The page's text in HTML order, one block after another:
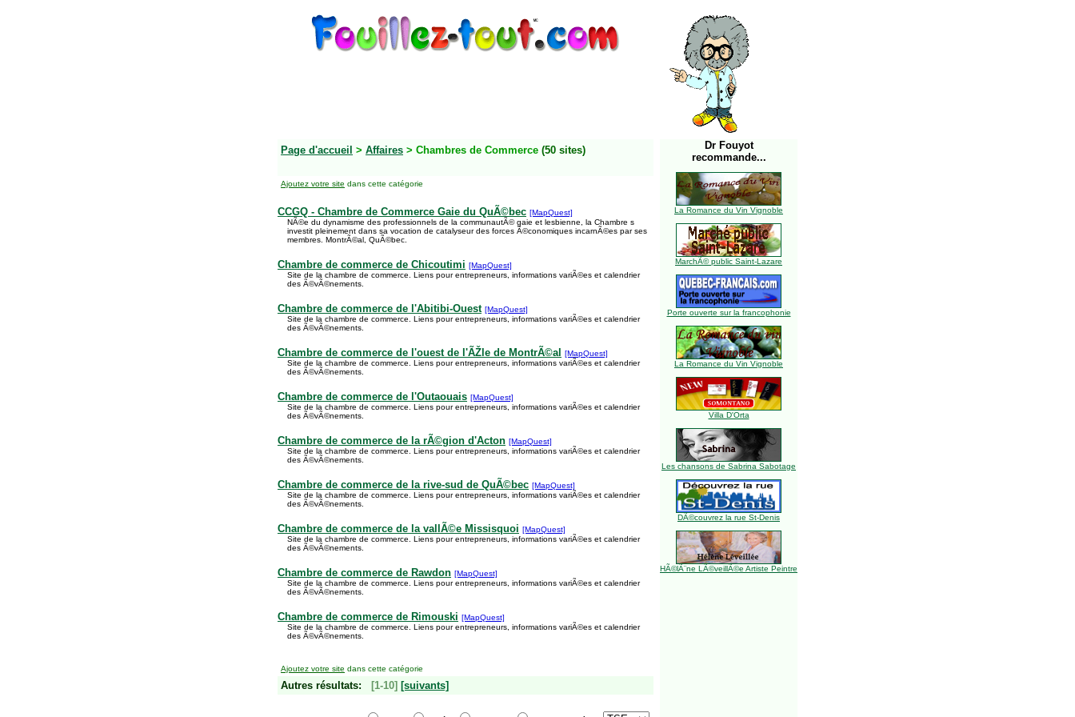
Page d'accueil > Affaires > Chambres de Commerce (50 sites)
Ajoutez votre site dans cette catégorie
CCGQ - Chambre de Commerce Gaie du QuÃ©bec [MapQuest]
NÃ©e du dynamisme des professionnels de la communautÃ© gaie et lesbienne, la Chambre s
investit pleinement dans sa vocation de catalyseur des forces Ã©conomiques incarnÃ©es par ses
membres. MontrÃ©al, QuÃ©bec.
Chambre de commerce de Chicoutimi [MapQuest]
Site de la chambre de commerce. Liens pour entrepreneurs, informations variÃ©es et calendrier
des Ã©vÃ©nements.
Chambre de commerce de l'Abitibi-Ouest [MapQuest]
Site de la chambre de commerce. Liens pour entrepreneurs, informations variÃ©es et calendrier
des Ã©vÃ©nements.
Chambre de commerce de l'ouest de l'ÃŽle de MontrÃ©al
[MapQuest]
Site de la chambre de commerce. Liens pour entrepreneurs, informations variÃ©es et calendrier
des Ã©vÃ©nements.
Chambre de commerce de l'Outaouais [MapQuest]
Site de la chambre de commerce. Liens pour entrepreneurs, informations variÃ©es et calendrier
des Ã©vÃ©nements.
Chambre de commerce de la rÃ©gion d'Acton [MapQuest]
Site de la chambre de commerce. Liens pour entrepreneurs, informations variÃ©es et calendrier
des Ã©vÃ©nements.
Chambre de commerce de la rive-sud de QuÃ©bec [MapQuest]
Site de la chambre de commerce. Liens pour entrepreneurs, informations variÃ©es et calendrier
des Ã©vÃ©nements.
Chambre de commerce de la vallÃ©e Missisquoi [MapQuest]
Site de la chambre de commerce. Liens pour entrepreneurs, informations variÃ©es et calendrier
des Ã©vÃ©nements.
Chambre de commerce de Rawdon [MapQuest]
Site de la chambre de commerce. Liens pour entrepreneurs, informations variÃ©es et calendrier
des Ã©vÃ©nements.
Chambre de commerce de Rimouski [MapQuest]
Site de la chambre de commerce. Liens pour entrepreneurs, informations variÃ©es et calendrier
des Ã©vÃ©nements.
Dr Fouyot
recommande...
La Romance du Vin Vignoble
MarchÃ© public Saint-Lazare
Porte ouverte sur la francophonie
La Romance du Vin Vignoble
Villa D'Orta
Les chansons de Sabrina Sabotage
DÃ©couvrez la rue St-Denis
HÃ©lÃ¨ne LÃ©veillÃ©e Artiste Peintre
Ajoutez votre site dans cette catégorie
Autres résultats: [1-10] [suivants]